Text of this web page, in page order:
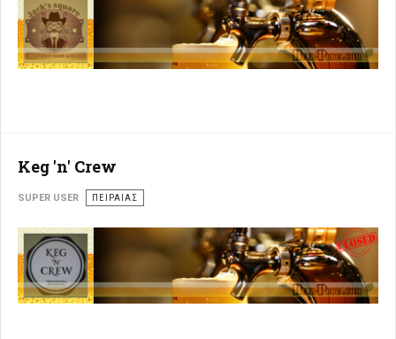
Keg 'n' Crew
SUPER USER ΠΕΙΡΑΙΆΣ